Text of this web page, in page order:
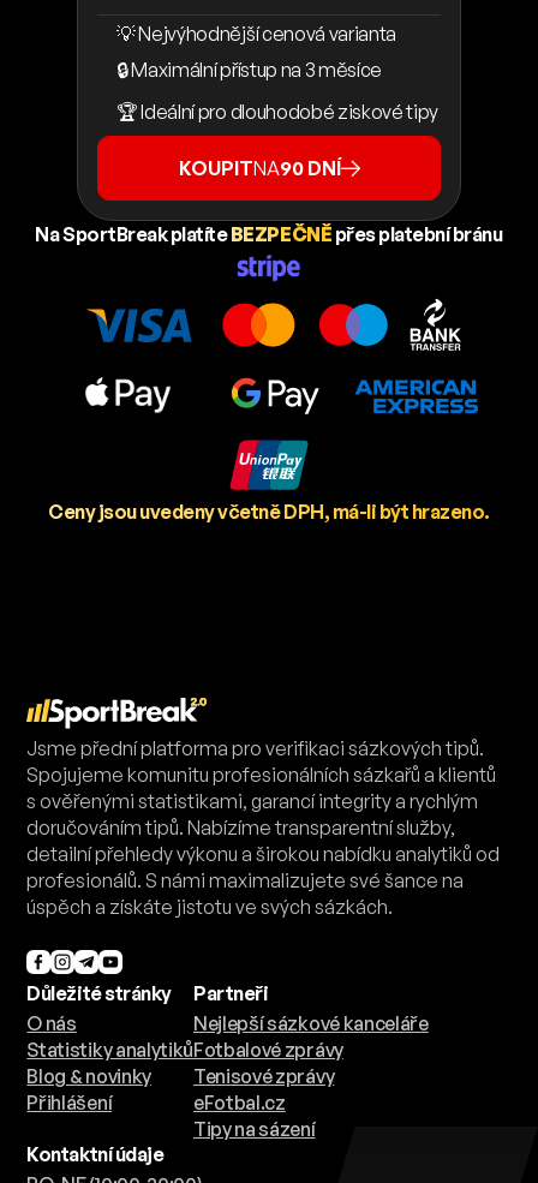
💡 Nejvýhodnější cenová varianta
🔒 Maximální přístup na 3 měsíce
🏆 Ideální pro dlouhodobé ziskové tipy
KOUPITNA90 DNÍ
Na SportBreak platíteBEZPEČNĚ přes platební bránu
Ceny jsou uvedeny včetně DPH, má-li být hrazeno.
Jsme přední platforma pro verifikaci sázkových tipů.
Spojujeme komunitu profesionálních sázkařů a klientů
s ověřenými statistikami, garancí integrity a rychlým
doručováním tipů. Nabízíme transparentní služby,
detailní přehledy výkonu a širokou nabídku analytiků od
profesionálů. S námi maximalizujete své šance na
úspěch a získáte jistotu ve svých sázkách.
Důležité stránky
O nás
Statistiky analytiků
Blog & novinky
Přihlášení
Partneři
Nejlepší sázkové kanceláře
Fotbalové zprávy
Tenisové zprávy
eFotbal.cz
Tipy na sázení
Kontaktní údaje